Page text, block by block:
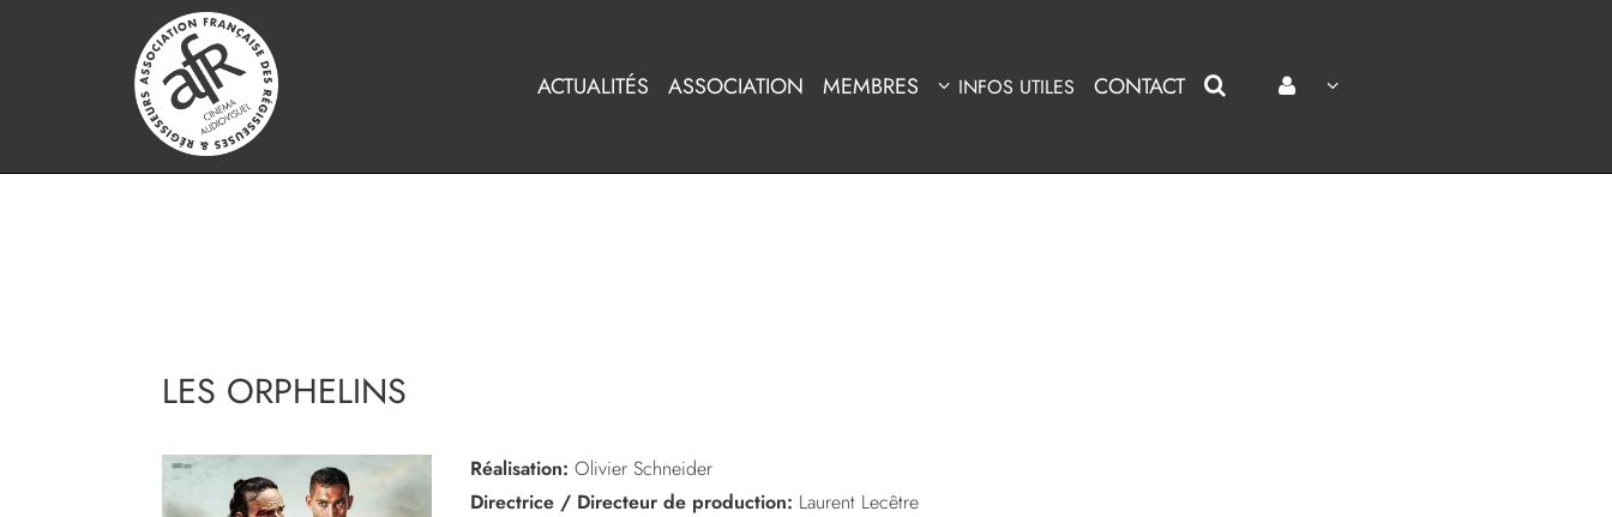
ACTUALITÉS ASSOCIATION MEMBRES INFOS UTILES CONTACT
LES ORPHELINS
Réalisation: Olivier Schneider
Directrice / Directeur de production: Laurent Lecêtre